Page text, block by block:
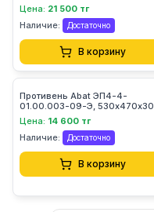
Цена: 21 500 тг
Наличие:
Достаточно
В корзину
Противень Abat ЭП4-4-
01.00.003-09-Э, 530х470х30
эмалир.
Цена: 14 600 тг
Наличие:
Достаточно
В корзину